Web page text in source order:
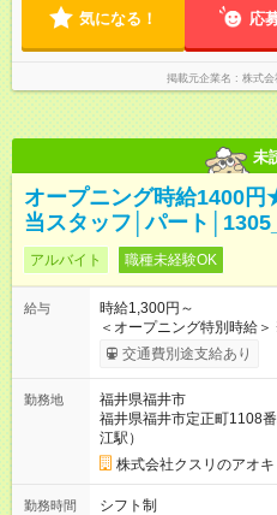
気になる！ 応
掲載元企業名 株式会
未
オープニング時給1400
当スタッフ│パート
アルバイト 職種未経験OK
給与
時給1,300円～
＜オープニング特別時給
別時給 8:30～17:00 時給1400円 ※2026年9月21
適用 8:30～17:00 時給1300円 ※日祝は時給100円Ｕ
100円） (内訳 手当60円＋調整手当40
間なし
交通費別途支給あり
勤務地
福井県福井市
福井県福井市定正町1108
江駅）
株式会社クスリのアオキ
勤務時間
シフト制